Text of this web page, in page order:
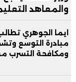
والمعاهد
ايما الجوهري
مبادرة التوسع
ومكافحة التسرب